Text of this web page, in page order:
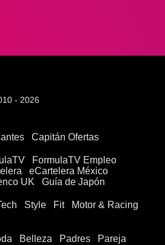
- 2026
Capitán Ofertas
FormulaTV Empleo
eCartelera México
UK
Guía de Japón
Style Fit
Motor & Racing
Belleza Padres
Pareja